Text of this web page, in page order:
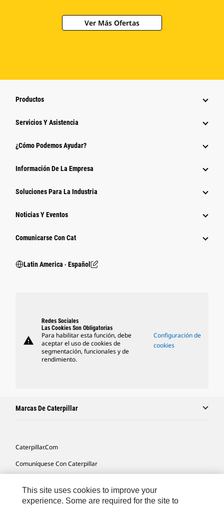
Ver Más Ofertas
Productos
Servicios Y Asistencia
¿Cómo Podemos Ayudar?
Información De La Empresa
Soluciones Para La Industria
Noticias Y Eventos
Comunicarse Con Cat
Latin America ‧ Español
warning
Redes Sociales
Las Cookies Son Obligatorias
Para habilitar esta función, debe
aceptar el uso de cookies de
segmentación, funcionales y de
rendimiento.
Configuración de
cookies
Marcas De Caterpillar
Caterpillar.com
Comuníquese Con Caterpillar
Mapa Del Sitio
This site uses cookies to improve your
experience. Some are required for the site to